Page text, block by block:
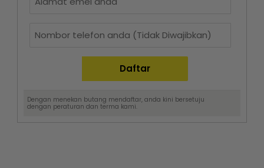
Dengan menekan butang mendaftar, anda kini bersetuju
dengan peraturan dan terma kami.